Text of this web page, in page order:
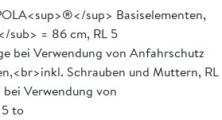
sup> Basiselementen,
sub> = 86 cm, RL 5
bei Verwendung von Anfahrschutz
Schrauben und Muttern, RL
Verwendung von
to